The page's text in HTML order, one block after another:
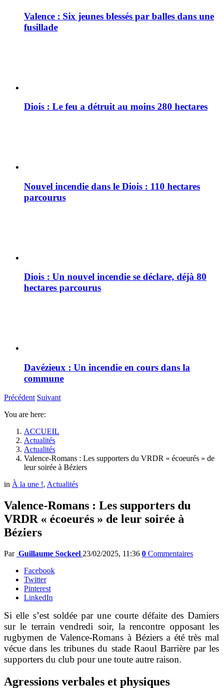
Valence : Six jeunes blessés par balles dans une
fusillade
Diois : Le feu a détruit au moins 280 hectares
Nouvel incendie dans le Diois : 110 hectares
parcourus
Diois : Un nouvel incendie se déclare, déjà 80
hectares parcourus
Davézieux : Un incendie en cours dans la
commune
Précédent Suivant
You are here:
ACCUEIL
Actualités
Actualités
Valence-Romans : Les supporters du VRDR « écoeurés » de
leur soirée à Béziers
in À la une !, Actualités
Valence-Romans : Les supporters du
VRDR « écoeurés » de leur soirée à
Béziers
Par Guillaume Sockeel 23/02/2025, 11:36 0 Commentaires
Facebook
Twitter
Pinterest
LinkedIn
Si elle s’est soldée par une courte défaite des Damiers
sur le terrain vendredi soir, la rencontre opposant les
rugbymen de Valence-Romans à Béziers a été très mal
vécue dans les tribunes du stade Raoul Barrière par les
supporters du club pour une toute autre raison.
Agressions verbales et physiques